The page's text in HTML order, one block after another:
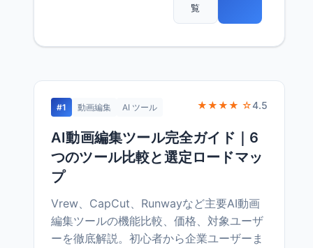
覧
#1 動画編集 AI ツール ★★★★ ☆4.5
AI動画編集ツール完全ガイド｜6
つのツール比較と選定ロードマッ
プ
Vrew、CapCut、Runwayなど主要AI動画
編集ツールの機能比較、価格、対象ユーザ
ーを徹底解説。初心者から企業ユーザーま